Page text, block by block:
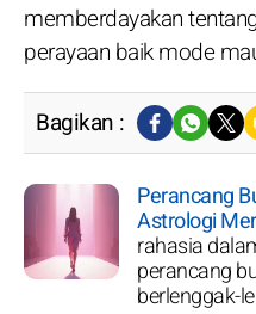
memberdayakan
perayaan baik mode
Bagikan :
Perancang
Astrologi
rahasia
perancang
berlenggak-